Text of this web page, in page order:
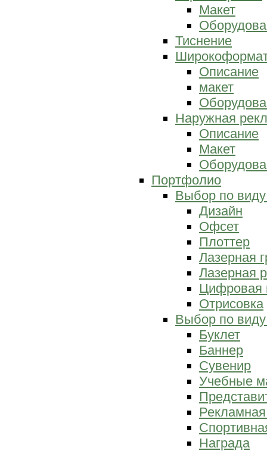
Макет
Тиснение
Описание
макет
Наружная
Описание
Макет
Портфолио
Выбор по
Дизайн
Офсет
Плоттер
Лазерная
Лазерная
Цифровая
Отрисовка
Выбор по
Буклет
Баннер
Сувенир
Учебные
Награда